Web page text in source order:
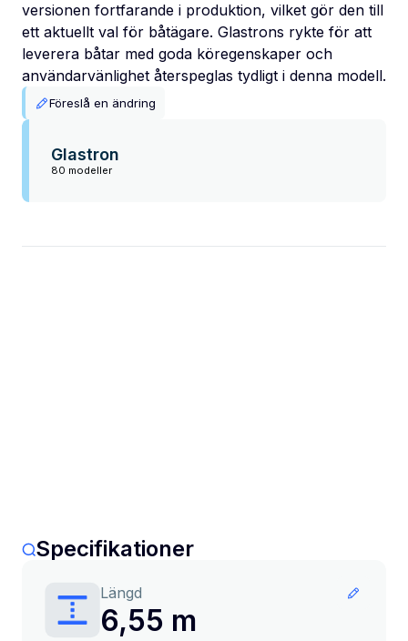
versionen fortfarande i produktion, vilket gör den till
ett aktuellt val för båtägare. Glastrons rykte för att
leverera båtar med goda köregenskaper och
användarvänlighet återspeglas tydligt i denna modell.
Föreslå en ändring
Glastron
80 modeller
Specifikationer
Längd
6,55 m